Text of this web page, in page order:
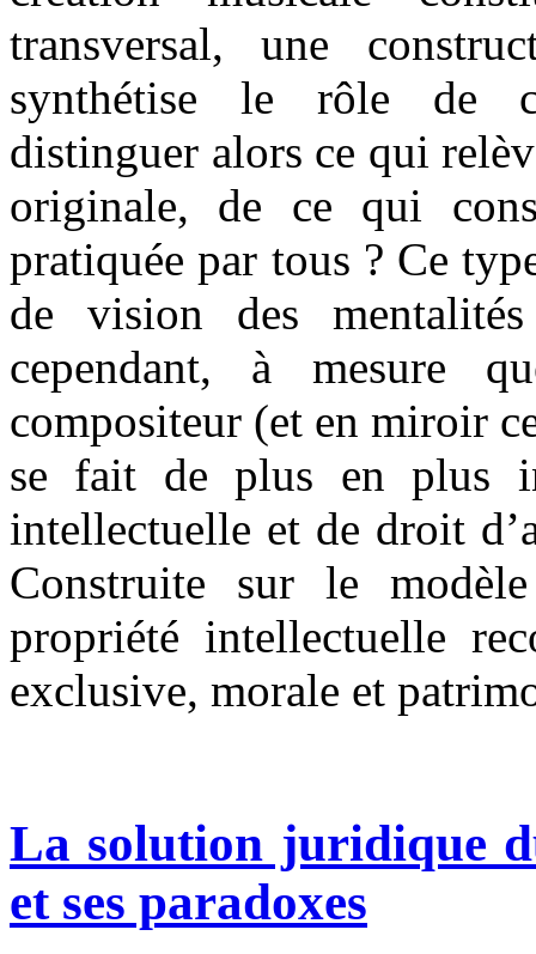
transversal, une
synthétise le rôle de
distinguer alors ce qui
originale, de ce qui
pratiquée par tous ? Ce
de vision des
cependant, à mesure
compositeur (et en miroir
se fait de plus en plus
intellectuelle et de droit
Construite sur le
propriété intellectuelle
exclusive, morale et
La solution juridique
et ses paradoxes